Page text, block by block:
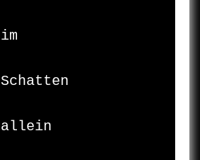
im
Schatten
allein